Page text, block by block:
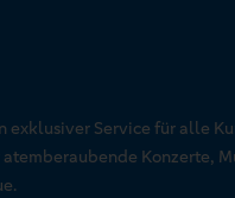
Service für alle
Konzerte,